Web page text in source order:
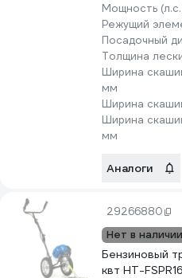
Мощность
Режущий
Посадочный
Толщина
Ширина
мм
Ширина
Ширина
мм
Аналоги
29266880
Нет в наличии
Бензиновый
квт HT-